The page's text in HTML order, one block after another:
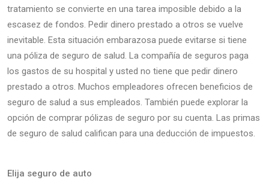
tratamiento se convierte en una tarea imposible debido a la
escasez de fondos. Pedir dinero prestado a otros se vuelve
inevitable. Esta situación embarazosa puede evitarse si tiene
una póliza de seguro de salud. La compañía de seguros paga
los gastos de su hospital y usted no tiene que pedir dinero
prestado a otros. Muchos empleadores ofrecen beneficios de
seguro de salud a sus empleados. También puede explorar la
opción de comprar pólizas de seguro por su cuenta. Las primas
de seguro de salud califican para una deducción de impuestos.
Elija seguro de auto